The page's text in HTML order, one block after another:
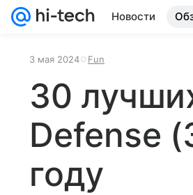
Новости
3 мая 2024 Fun
30
Defense
году